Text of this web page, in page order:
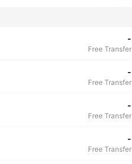
-
Free Transfer
-
Free Transfer
-
Free Transfer
-
Free Transfer